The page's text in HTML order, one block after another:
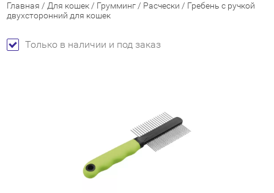
Главная / Для кошек / Грумминг / Расчески / Гребень с ручкой
двухсторонний для кошек
Только в наличии и под заказ